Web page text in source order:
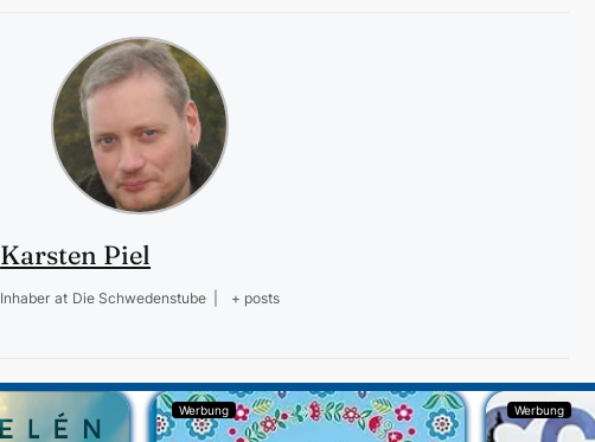
Karsten Piel
Inhaber at Die Schwedenstube + posts
Werbung Werbung